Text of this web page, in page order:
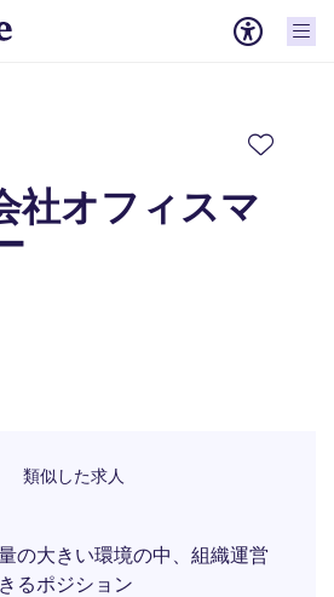
社オフィスマ
類似した求人
の大きい環境の中、組織運営
るポジション